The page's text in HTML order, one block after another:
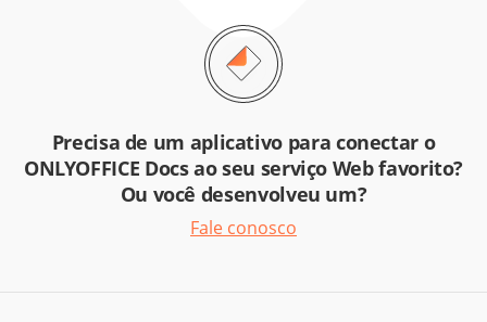
Precisa de um aplicativo para conectar o
ONLYOFFICE Docs ao seu serviço Web favorito?
Ou você desenvolveu um?
Fale conosco